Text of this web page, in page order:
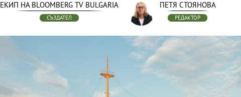
ЕКИП НА BLOOMBERG TV BULGARIA
СЪЗДАТЕЛ
ПЕТЯ СТОЯНОВА
РЕДАКТОР